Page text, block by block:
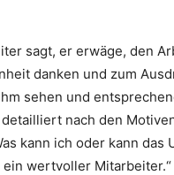
sagt, er erwäge, den
danken und zum
sehen und
nach den
kann ich oder kann
wertvoller Mitarbeiter.“